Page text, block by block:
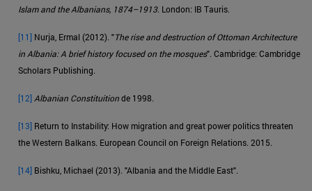
Islam and the Albanians, 1874–1913. London: IB Tauris.
[11] Nurja, Ermal (2012). "The rise and destruction of Ottoman Architecture
in Albania: A brief history focused on the mosques". Cambridge: Cambridge
Scholars Publishing.
[12] Albanian Constituitionde 1998.
[13] Return to Instability: How migration and great power politics threaten
the Western Balkans. European Council on Foreign Relations. 2015.
[14] Bishku, Michael (2013). "Albania and the Middle East".